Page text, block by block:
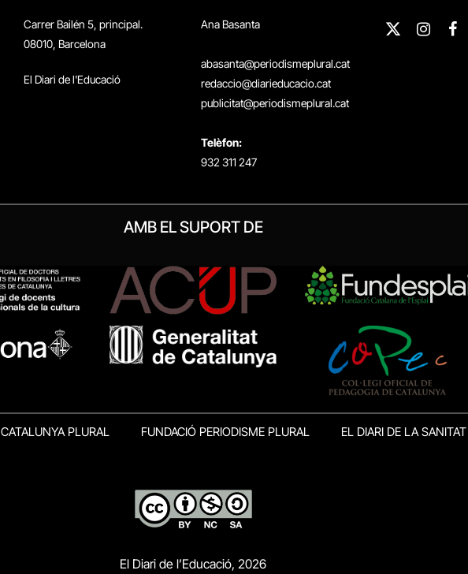
Carrer Bailén 5, principal.
08010, Barcelona
El Diari de l'Educació
Ana Basanta
abasanta@periodismeplural.cat
redaccio@diarieducacio.cat
publicitat@periodismeplural.cat
Telèfon:
932 311 247
X
AMB EL SUPORT DE
CATALUNYA PLURAL FUNDACIÓ PERIODISME PLURAL EL DIARI DE LA SANITAT
El Diari de l’Educació, 2026